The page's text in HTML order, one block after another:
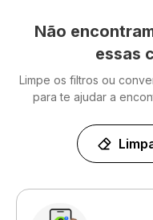
Não
essas
Limpe os filtros ou
para te ajudar a